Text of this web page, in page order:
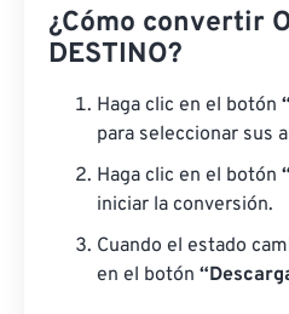
¿Cómo convertir
DESTINO?
Haga clic en el botón
para seleccionar sus
Haga clic en el botón
iniciar la conversión.
Cuando el estado
en el botón